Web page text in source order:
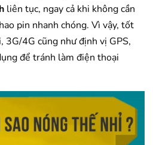
liên tục, ngay cả khi không cần
pin nhanh chóng. Vì vậy, tốt
4G cũng như định vị GPS,
để tránh làm điện thoại